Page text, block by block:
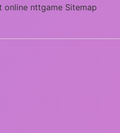
online nttgame Sitemap